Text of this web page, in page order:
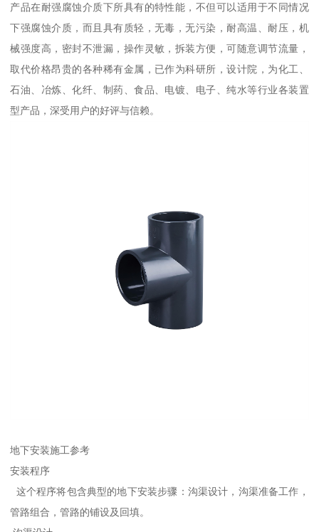
产品在耐强腐蚀介质下所具有的特性能，不但可以适用于不同情况
下强腐蚀介质，而且具有质轻，无毒，无污染，耐高温、耐压，机
械强度高，密封不泄漏，操作灵敏，拆装方便，可随意调节流量，
取代价格昂贵的各种稀有金属，已作为科研所，设计院，为化工、
石油、冶炼、化纤、制药、食品、电镀、电子、纯水等行业各装置
型产品，深受用户的好评与信赖。
地下安装施工参考
安装程序
这个程序将包含典型的地下安装步骤：沟渠设计，沟渠准备工作，
管路组合，管路的铺设及回填。